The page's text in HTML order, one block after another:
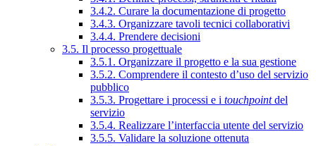
3.4.2. Curare la documentazione di progetto
3.4.3. Organizzare tavoli tecnici collaborativi
3.4.4. Prendere decisioni
3.5. Il processo progettuale
3.5.1. Organizzare il progetto e la sua gestione
3.5.2. Comprendere il contesto d’uso del servizio
pubblico
3.5.3. Progettare i processi e i touchpointdel
servizio
3.5.4. Realizzare l’interfaccia utente del servizio
3.5.5. Validare la soluzione ottenuta